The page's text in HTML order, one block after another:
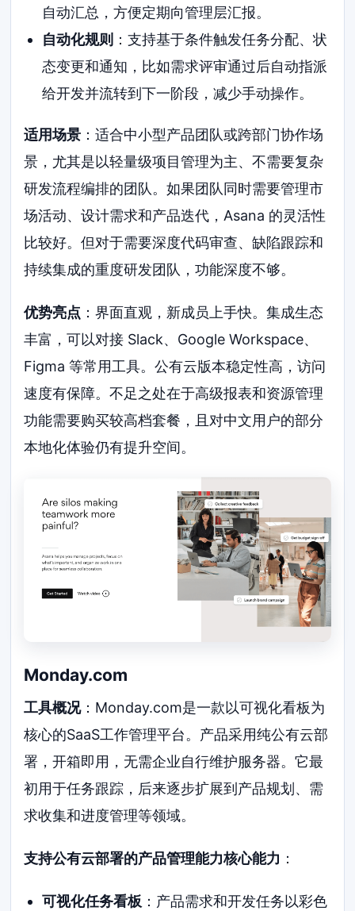
自动汇总，方便定期向管理层汇报。
自动化规则 ：支持基于条件触发任务分配、状
态变更和通知，比如需求评审通过后自动指派
给开发并流转到下一阶段，减少手动操作。
适用场景 ：适合中小型产品团队或跨部门协作场
景，尤其是以轻量级项目管理为主、不需要复杂
研发流程编排的团队。如果团队同时需要管理市
场活动、设计需求和产品迭代，Asana 的灵活性
比较好。但对于需要深度代码审查、缺陷跟踪和
持续集成的重度研发团队，功能深度不够。
优势亮点 ：界面直观，新成员上手快。集成生态
丰富，可以对接 Slack、Google Workspace、
Figma 等常用工具。公有云版本稳定性高，访问
速度有保障。不足之处在于高级报表和资源管理
功能需要购买较高档套餐，且对中文用户的部分
本地化体验仍有提升空间。
Monday.com
工具概况：Monday.com是一款以可视化看板为
核心的SaaS工作管理平台。产品采用纯公有云部
署，开箱即用，无需企业自行维护服务器。它最
初用于任务跟踪，后来逐步扩展到产品规划、需
求收集和进度管理等领域。
支持公有云部署的产品管理能力核心能力 ：
可视化任务看板 ：产品需求和开发任务以彩色